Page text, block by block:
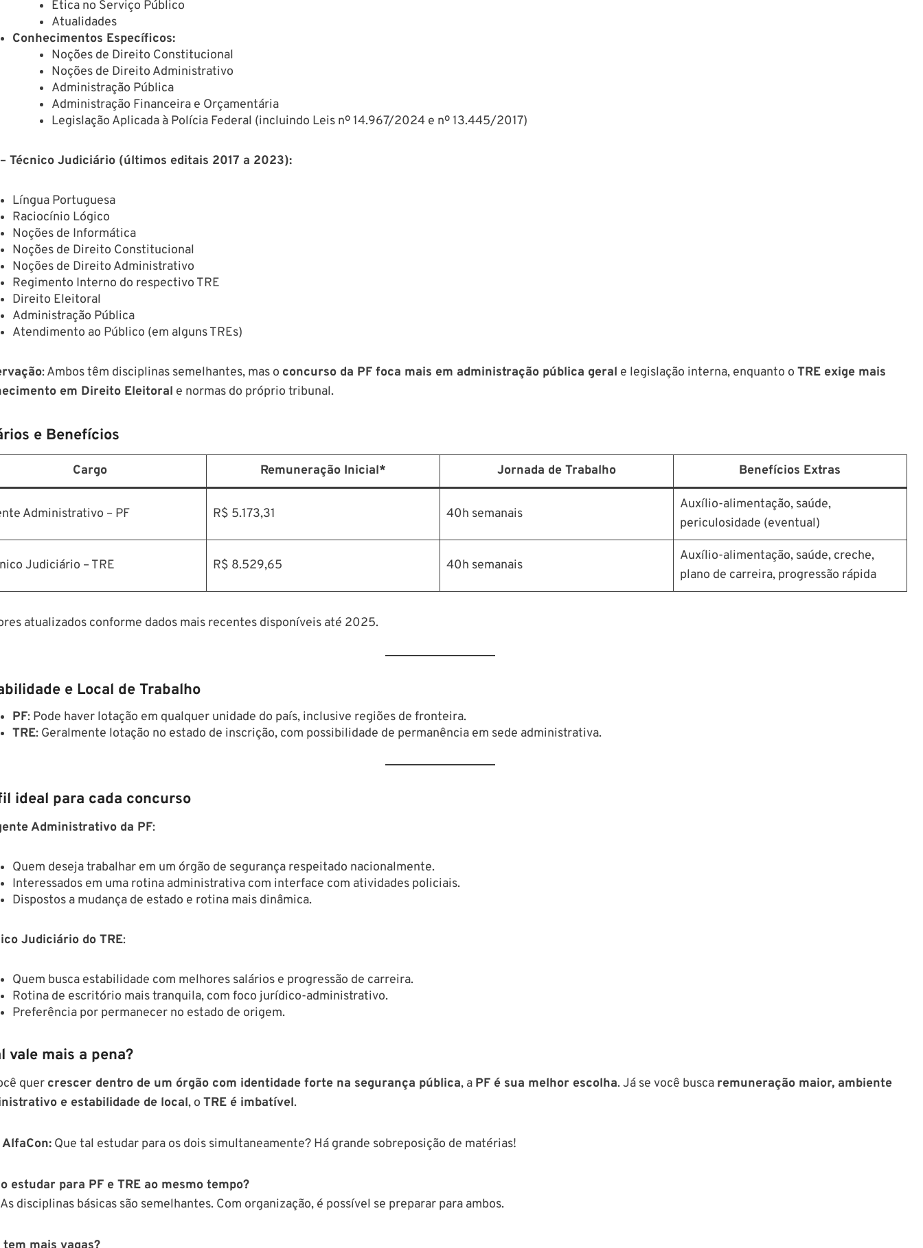
Ética no Serviço Público
Atualidades
Conhecimentos Específicos:
Noções de Direito Constitucional
Noções de Direito Administrativo
Administração Pública
Administração Financeira e Orçamentária
Legislação Aplicada à Polícia Federal (incluindo Leis nº 14.967/2024 e nº 13.445/2017)
Técnico Judiciário (últimos editais 2017 a 2023):
Língua Portuguesa
Raciocínio Lógico
Noções de Informática
Noções de Direito Constitucional
Noções de Direito Administrativo
Regimento Interno do respectivo TRE
Direito Eleitoral
Administração Pública
Atendimento ao Público (em alguns TREs)
: Ambos têm disciplinas semelhantes, mas o concurso da PF foca mais em administração pública geral e legislação interna, enquanto o TRE exige mais
em Direito Eleitoral e normas do próprio tribunal.
e Benefícios
Cargo Remuneração Inicial* Jornada de Trabalho Benefícios Extras
Administrativo – PF R$ 5.173,31 40h semanais
Auxílio-alimentação, saúde,
periculosidade (eventual)
Judiciário – TRE R$ 8.529,65 40h semanais
Auxílio-alimentação, saúde, creche,
plano de carreira, progressão rápida
atualizados conforme dados mais recentes disponíveis até 2025.
e Local de Trabalho
PF: Pode haver lotação em qualquer unidade do país, inclusive regiões de fronteira.
TRE: Geralmente lotação no estado de inscrição, com possibilidade de permanência em sede administrativa.
ideal para cada concurso
Administrativo da PF:
Quem deseja trabalhar em um órgão de segurança respeitado nacionalmente.
Interessados em uma rotina administrativa com interface com atividades policiais.
Dispostos a mudança de estado e rotina mais dinâmica.
Judiciário do TRE:
Quem busca estabilidade com melhores salários e progressão de carreira.
Rotina de escritório mais tranquila, com foco jurídico-administrativo.
Preferência por permanecer no estado de origem.
vale mais a pena?
quer crescer dentro de um órgão com identidade forte na segurança pública, a PF é sua melhor escolha. Já se você busca remuneração maior, ambiente
e estabilidade de local, o TRE é imbatível.
Que tal estudar para os dois simultaneamente? Há grande sobreposição de matérias!
estudar para PF e TRE ao mesmo tempo?
disciplinas básicas são semelhantes. Com organização, é possível se preparar para ambos.